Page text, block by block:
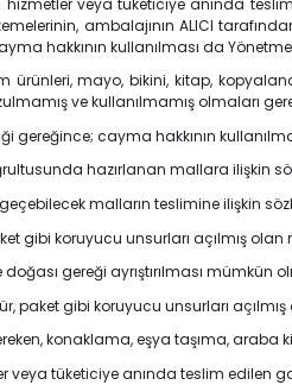
ambalajının ALICI
hakkının kullanılması da
ürünleri, mayo, bikini, kitap,
ve kullanılmamış olmaları
gereğince; cayma hakkının
hazırlanan mallara ilişkin
malların teslimine ilişkin
gibi koruyucu unsurları açılmış
gereği ayrıştırılması mümkün
paket gibi koruyucu unsurları
konaklama, eşya taşıma,
veya tüketiciye anında teslim edilen